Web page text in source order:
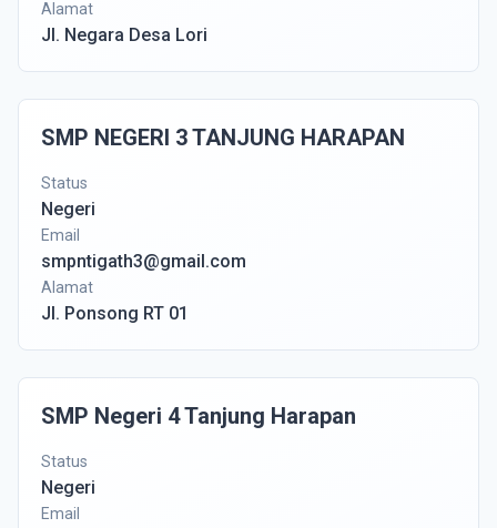
Alamat
Jl. Negara Desa Lori
SMP NEGERI 3 TANJUNG HARAPAN
Status
Negeri
Email
smpntigath3@gmail.com
Alamat
Jl. Ponsong RT 01
SMP Negeri 4 Tanjung Harapan
Status
Negeri
Email